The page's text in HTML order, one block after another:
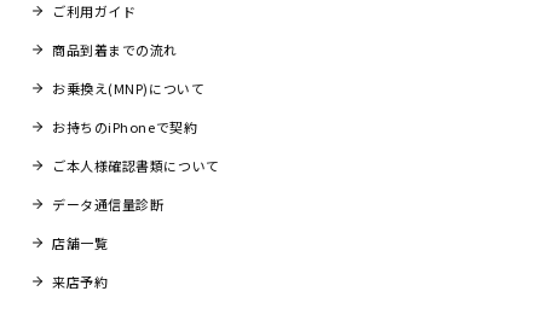
ご利用ガイド
商品到着までの流れ
お乗換え(MNP)について
お持ちのiPhoneで契約
ご本人様確認書類について
データ通信量診断
店舗一覧
来店予約